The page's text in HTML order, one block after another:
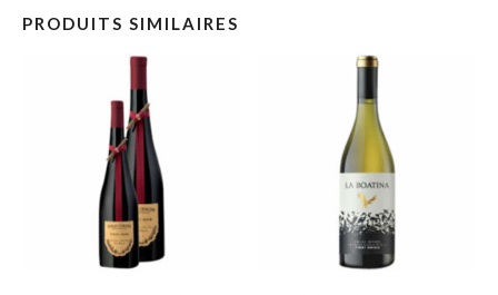
PRODUITS SIMILAIRES